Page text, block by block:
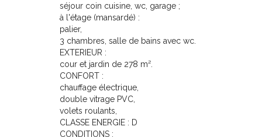
séjour coin cuisine, wc, garage ;
à l'étage (mansardé) :
palier,
3 chambres, salle de bains avec wc.
EXTERIEUR :
cour et jardin de 278 m².
CONFORT :
chauffage électrique,
double vitrage PVC,
volets roulants,
CLASSE ENERGIE : D
CONDITIONS :